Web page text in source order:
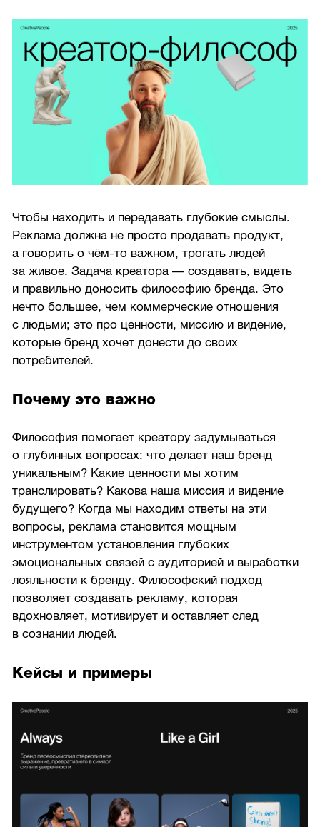
Чтобы находить и передавать глубокие смыслы.
Реклама должна не просто продавать продукт,
а говорить о чём-то важном, трогать людей
за живое. Задача креатора — создавать, видеть
и правильно доносить философию бренда. Это
нечто большее, чем коммерческие отношения
с людьми; это про ценности, миссию и видение,
которые бренд хочет донести до своих
потребителей.
Почему это важно
Философия помогает креатору задумываться
о глубинных вопросах: что делает наш бренд
уникальным? Какие ценности мы хотим
транслировать? Какова наша миссия и видение
будущего? Когда мы находим ответы на эти
вопросы, реклама становится мощным
инструментом установления глубоких
эмоциональных связей с аудиторией и выработки
лояльности к бренду. Философский подход
позволяет создавать рекламу, которая
вдохновляет, мотивирует и оставляет след
в сознании людей.
Кейсы и примеры